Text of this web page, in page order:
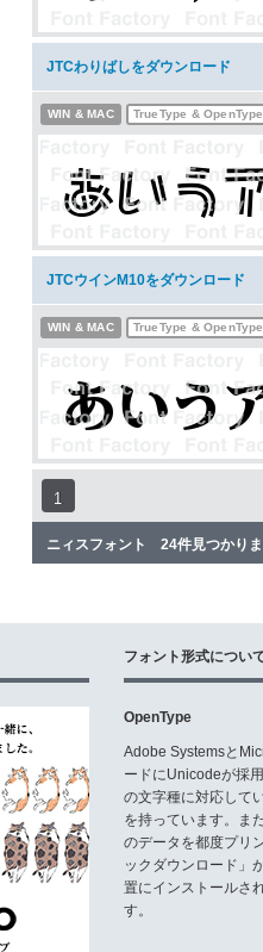
JTCわりばしをダウンロード
WIN & MAC TrueType & OpenType
JTCウインM10をダウンロード
WIN & MAC TrueType & OpenType
1
ニィスフォント 24件見つかり
フォント形式につい
OpenType
Adobe Systemsと
ードにUnicodeが採
の文字種に対応して
を持っています。ま
のデータを都度プリ
ックダウンロード」
置にインストールさ
す。